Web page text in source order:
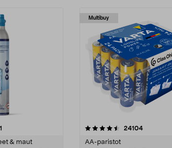
& maut
Multibuy
24104arvostelut
AA-paristot
4.5viidestä